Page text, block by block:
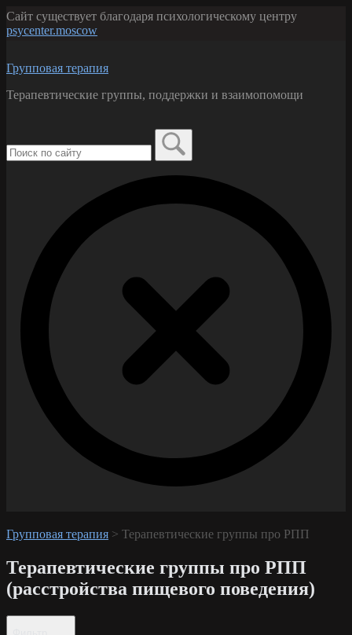
Перейти
к
содержанию
Сайт существует благодаря психологическому центру
psycenter.moscow
Групповая терапия
Терапевтические группы, поддержки и взаимопомощи
по:
Групповая терапия > Терапевтические группы про РПП
Терапевтические группы про РПП
(расстройства пищевого поведения)